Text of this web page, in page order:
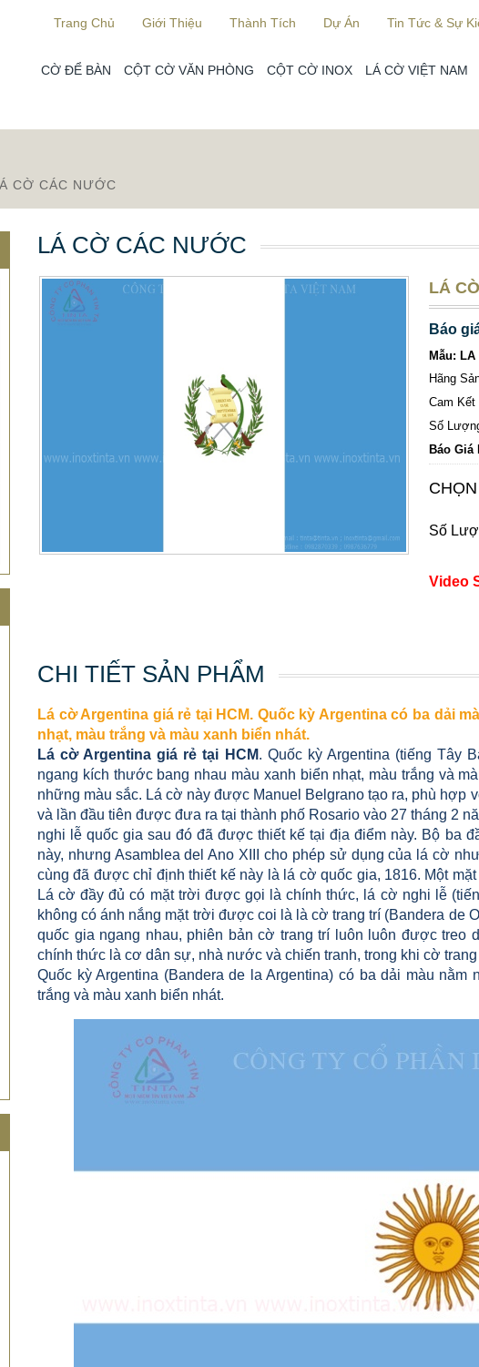
Trang Chủ Giới Thiệu Thành Tích Dự Án Tin Tức & Sự
CỜ ĐỂ BÀN CỘT CỜ VĂN PHÒNG CỘT CỜ INOX LÁ CỜ VIỆT NAM
CỜ CÁC NƯỚC
LÁ CỜ CÁC NƯỚC
LÁ
Báo
Mẫu: LA
Hãng
Cam Kết
Số
Báo Giá
Số
Video
CHI TIẾT SẢN PHẨM
Lá cờ Argentina giá rẻ tại HCM. Quốc kỳ Argentina có ba dải
nhạt, màu trắng và màu xanh biển nhát.
Lá cờ Argentina giá rẻ tại HCM. Quốc kỳ Argentina (tiếng Tây
ngang kích thước bang nhau màu xanh biển nhạt, màu trắng và
những màu sắc. Lá cờ này được Manuel Belgrano tạo ra, phù hợp
và lần đầu tiên được đưa ra tại thành phố Rosario vào 27 tháng 2
nghi lễ quốc gia sau đó đã được thiết kế tại địa điểm này. Bộ ba
này, nhưng Asamblea del Ano XIII cho phép sử dụng của lá cờ
cùng đã được chỉ định thiết kế này là lá cờ quốc gia, 1816. Một
Lá cờ đầy đủ có mặt trời được gọi là chính thức, lá cờ nghi lễ
không có ánh nắng mặt trời được coi là là cờ trang trí (Bandera de
quốc gia ngang nhau, phiên bản cờ trang trí luôn luôn được
chính thức là cơ dân sự, nhà nước và chiến tranh, trong khi cờ
Quốc kỳ Argentina (Bandera de la Argentina) có ba dải màu
trắng và màu xanh biển nhát.